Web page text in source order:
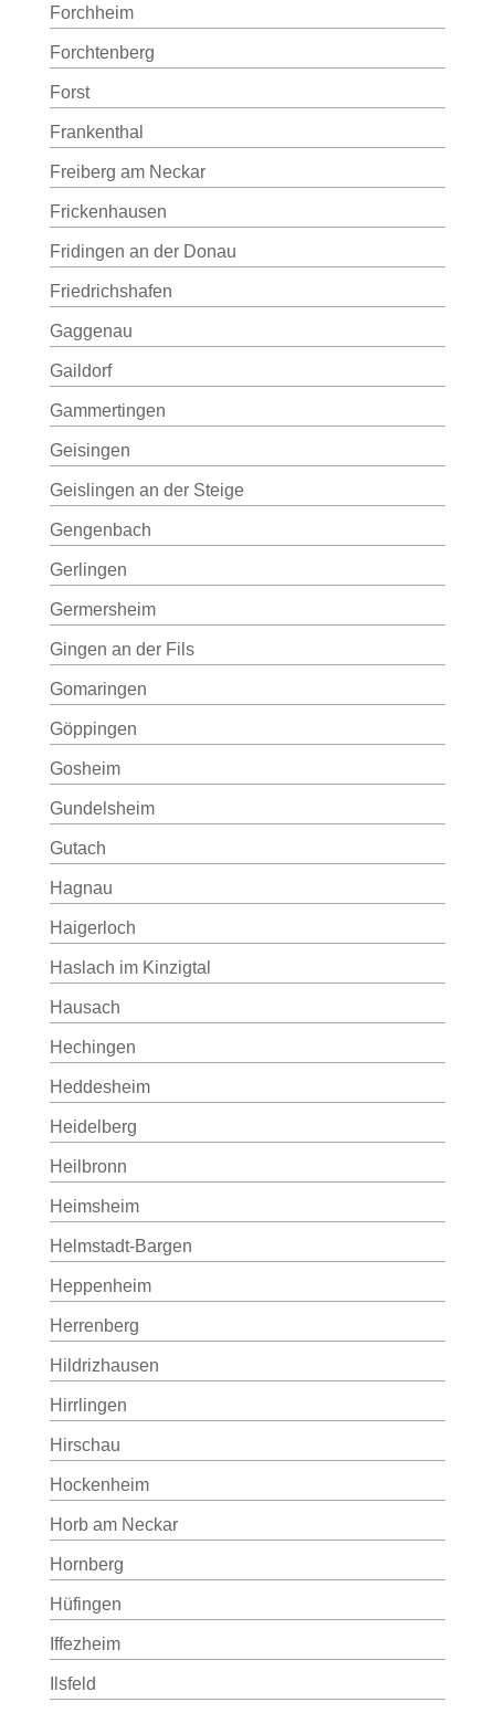
Forchheim
Forchtenberg
Forst
Frankenthal
Freiberg am Neckar
Frickenhausen
Fridingen an der Donau
Friedrichshafen
Gaggenau
Gaildorf
Gammertingen
Geisingen
Geislingen an der Steige
Gengenbach
Gerlingen
Germersheim
Gingen an der Fils
Gomaringen
Göppingen
Gosheim
Gundelsheim
Gutach
Hagnau
Haigerloch
Haslach im Kinzigtal
Hausach
Hechingen
Heddesheim
Heidelberg
Heilbronn
Heimsheim
Helmstadt-Bargen
Heppenheim
Herrenberg
Hildrizhausen
Hirrlingen
Hirschau
Hockenheim
Horb am Neckar
Hornberg
Hüfingen
Iffezheim
Ilsfeld